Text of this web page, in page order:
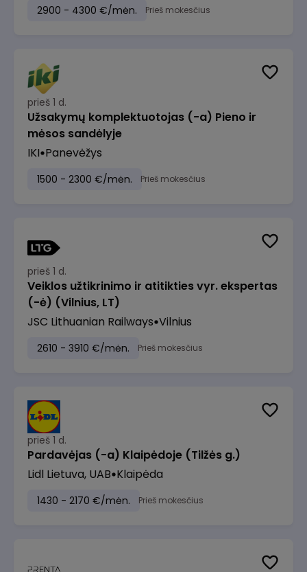
2900 - 4300 €/mėn. Prieš mokesčius
prieš 1 d.
Užsakymų komplektuotojas (-a) Pieno ir
mėsos sandėlyje
IKI Panevėžys
1500 - 2300 €/mėn. Prieš mokesčius
prieš 1 d.
Veiklos užtikrinimo ir atitikties vyr. ekspertas
(-ė) (Vilnius, LT)
JSC Lithuanian Railways Vilnius
2610 - 3910 €/mėn. Prieš mokesčius
prieš 1 d.
Pardavėjas (-a) Klaipėdoje (Tilžės g.)
Lidl Lietuva, UAB Klaipėda
1430 - 2170 €/mėn. Prieš mokesčius